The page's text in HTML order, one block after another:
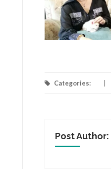
Categories:
Post Author: